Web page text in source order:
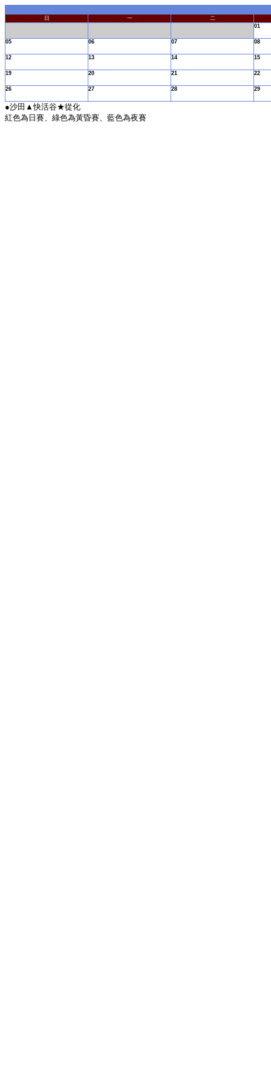
日 一
二
01
05 06 07 08
12 13 14 15
19 20 21 22
26 27 28 29
●沙田▲快活谷★從化
紅色為日賽、綠色為黃昏賽、藍色為夜賽